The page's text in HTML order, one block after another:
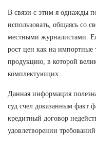
В связи с этим я однажды
использовать, общаясь со
местными журналистами.
рост цен как на импортные
продукцию, в которой
комплектующих.
Данная информация
суд счел доказанным факт
кредитный договор
удовлетворении требований.